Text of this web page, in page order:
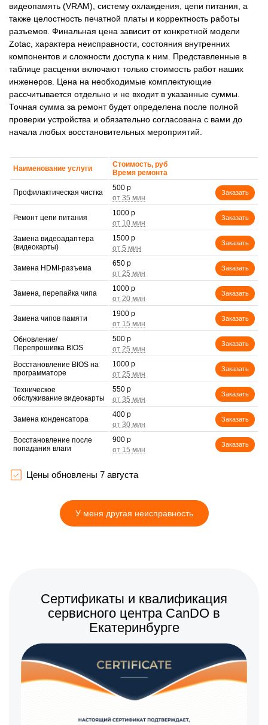
видеопамять (VRAM), систему охлаждения, цепи питания, а
также целостность печатной платы и корректность работы
разъемов. Финальная цена зависит от конкретной модели
Zotac, характера неисправности, состояния внутренних
компонентов и сложности доступа к ним. Представленные в
таблице расценки включают только стоимость работ наших
инженеров. Цена на необходимые комплектующие
рассчитывается отдельно и не входит в указанные суммы.
Точная сумма за ремонт будет определена после полной
проверки устройства и обязательно согласована с вами до
начала любых восстановительных мероприятий.
Наименование услуги
Стоимость, руб
Время ремонта
Профилактическая чистка
500 р
Заказать
Ремонт цепи питания
1000 р
Заказать
Замена видеоадаптера
(видеокарты)
1500 р
Заказать
Замена HDMI-разъема
650 р
Заказать
Замена, перепайка чипа
1000 р
Заказать
Замена чипов памяти
1900 р
Заказать
Обновление/
Перепрошивка BIOS
500 р
Заказать
Восстановление BIOS на
программаторе
1000 р
Заказать
Техническое
обслуживание видеокарты
550 р
Заказать
Замена конденсатора
400 р
Заказать
Восстановление после
попадания влаги
900 р
Заказать
Замена термопасты
Замена разъема
400 р
Цены обновлены 7 августа
У меня другая неисправность
Сертификаты и квалификация
сервисного центра CanDO в
Екатеринбурге